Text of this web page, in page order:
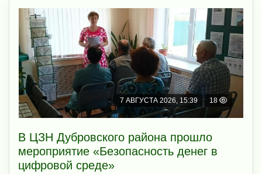
7 АВГУСТА 2026, 15:39 18
В ЦЗН Дубровского района прошло
мероприятие «Безопасность денег в
цифровой среде»